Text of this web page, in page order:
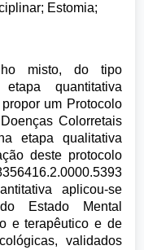
Estomia;
misto, do tipo
quantitativa
um Protocolo
Colorretais
etapa qualitativa
deste protocolo
aplicou-se
Estado Mental
e terapêutico e de
validados